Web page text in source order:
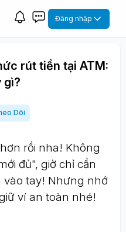
Đăng nhập
rút tiền tại ATM:
gì?
Dõi
rồi nha! Không
đủ", giờ chỉ cần
vào tay! Nhưng nhớ
ví an toàn nhé!